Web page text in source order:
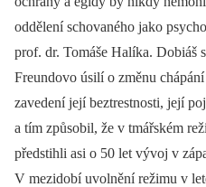
oddělení schovaného jako
prof. dr. Tomáše Halíka. Dobiáš
Freundovo úsilí o změnu
zavedení její beztrestnosti, její
a tím způsobil, že v tmářském
předstihli asi o 50 let vývoj v
V mezidobí uvolnění režimu v